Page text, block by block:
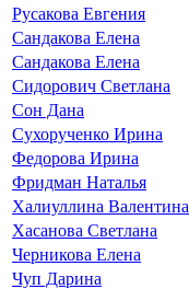
Русакова Евгения
Сандакова Елена
Сандакова Елена
Сидорович Светлана
Сон Дана
Сухорученко Ирина
Федорова Ирина
Фридман Наталья
Халиуллина Валентина
Хасанова Светлана
Черникова Елена
Чуп Дарина